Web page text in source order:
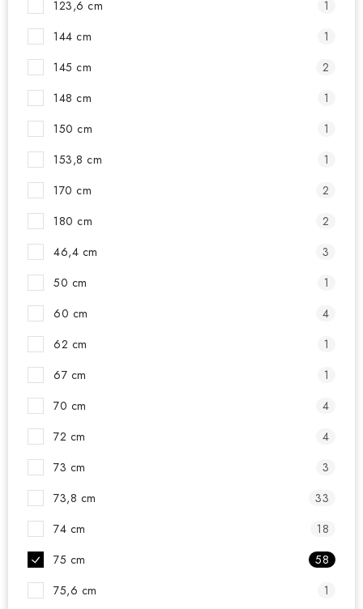
123,6 cm
1
144 cm
1
145 cm
2
148 cm
1
150 cm
1
153,8 cm
1
170 cm
2
180 cm
2
46,4 cm
3
50 cm
1
60 cm
4
62 cm
1
67 cm
1
70 cm
4
72 cm
4
73 cm
3
73,8 cm
33
74 cm
18
75 cm
58
75,6 cm
1